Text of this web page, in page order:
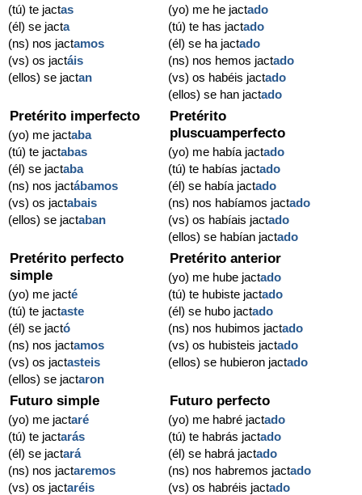
(tú) te jactas
(él) se jacta
(ns) nos jactamos
(vs) os jactáis
(ellos) se jactan
(yo) me he jactado
(tú) te has jactado
(él) se ha jactado
(ns) nos hemos jactado
(vs) os habéis jactado
(ellos) se han jactado
Pretérito imperfecto
(yo) me jactaba
(tú) te jactabas
(él) se jactaba
(ns) nos jactábamos
(vs) os jactabais
(ellos) se jactaban
Pretérito
pluscuamperfecto
(yo) me había jactado
(tú) te habías jactado
(él) se había jactado
(ns) nos habíamos jactado
(vs) os habíais jactado
(ellos) se habían jactado
Pretérito perfecto
simple
(yo) me jacté
(tú) te jactaste
(él) se jactó
(ns) nos jactamos
(vs) os jactasteis
(ellos) se jactaron
Pretérito anterior
(yo) me hube jactado
(tú) te hubiste jactado
(él) se hubo jactado
(ns) nos hubimos jactado
(vs) os hubisteis jactado
(ellos) se hubieron jactado
Futuro simple
(yo) me jactaré
(tú) te jactarás
(él) se jactará
(ns) nos jactaremos
(vs) os jactaréis
Futuro perfecto
(yo) me habré jactado
(tú) te habrás jactado
(él) se habrá jactado
(ns) nos habremos jactado
(vs) os habréis jactado